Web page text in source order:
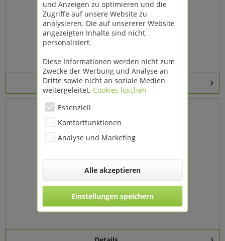
Feder Schmetterling VE 10 St
Details
Feder Schmetterling VE 6 St
und Anzeigen zu optimieren und die
Zugriffe auf unsere Website zu
analysieren. Die auf unsererer Website
angezeigten Inhalte sind nicht
personalisiert.
Diese Informationen werden nicht zum
Zwecke der Werbung und Analyse an
Dritte sowie nicht an soziale Medien
weitergeleitet. Cookies löschen
Essenziell
Komfortfunktionen
Analyse und Marketing
Alle akzeptieren
Einstellungen speichern